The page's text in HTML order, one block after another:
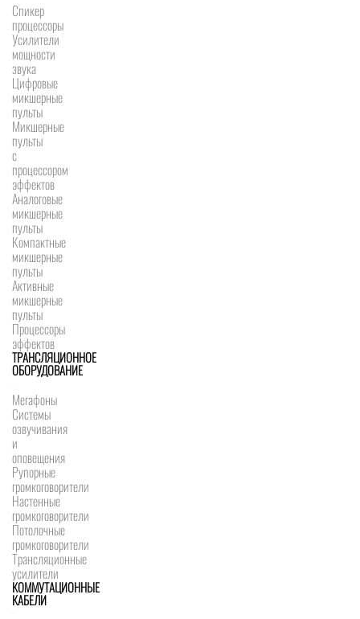
Спикер
процессоры
Усилители
мощности
звука
Цифровые
микшерные
пульты
Микшерные
пульты
с
процессором
эффектов
Аналоговые
микшерные
пульты
Компактные
микшерные
пульты
Активные
микшерные
пульты
Процессоры
эффектов
ТРАНСЛЯЦИОННОЕ
ОБОРУДОВАНИЕ
Мегафоны
Системы
озвучивания
и
оповещения
Рупорные
громкоговорители
Настенные
громкоговорители
Потолочные
громкоговорители
Трансляционные
усилители
КОММУТАЦИОННЫЕ
КАБЕЛИ